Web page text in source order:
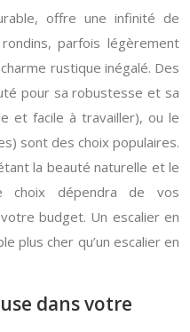
offre une infinité de
parfois légèrement
rustique inégalé. Des
pour sa robustesse et sa
et facile à travailler), ou le
sont des choix populaires.
la beauté naturelle et le
choix dépendra de vos
budget. Un escalier en
plus cher qu’un escalier en
dans votre